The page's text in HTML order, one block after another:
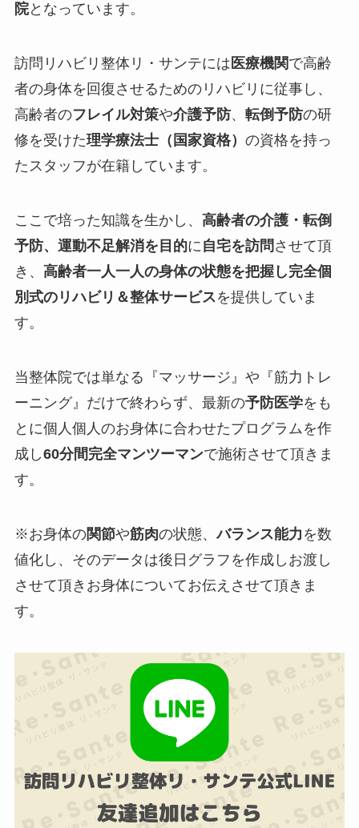
院となっています。
訪問リハビリ整体リ・サンテには 医療機関で高齢
者の身体を回復させるためのリハビリに従事し、
高齢者のフレイル対策や介護予防、 転倒予防の研
修を受けた理学療法士（国家資格） の資格を持っ
たスタッフが在籍しています。
ここで培った知識を生かし、 高齢者の介護・転倒
予防、運動不足解消を目的に自宅を訪問 させて頂
き、 高齢者一人一人の身体の状態を把握し完全個
別式のリハビリ＆整体サービスを提供していま
す。
当整体院では単なる『マッサージ 』や『筋力トレ
ーニング』だけで終わらず、最新の予防医学をも
とに個人個人のお身体に合わせたプログラムを作
成し60分間完全マンツーマンで施術させて頂きま
す。
※お身体の関節や筋肉の状態、バランス能力 を数
値化し、そのデータは後日グラフを作成しお渡し
させて頂きお身体についてお伝えさせて頂きま
す。